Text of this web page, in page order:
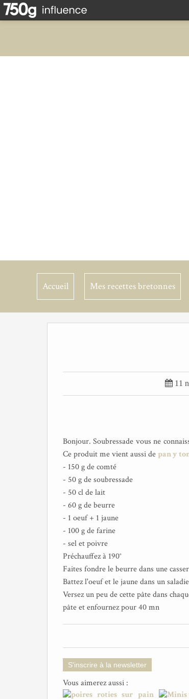
Accueil Mes recettes bretonnes
 11
Bonjour. Soubressade vous ne
Ce produit me vient aussi de pan y
- 150 g de comté
- 50 g de soubressade
- 50 cl de lait
- 60 g de beurre
- 1 oeuf + 1 jaune
- 100 g de farine
- sel et poivre
Préchauffez à 190°
Faites fondre le beurre dans une
Battez l'oeuf et le jaune dans un
Versez un peu de cette pâte dans
pâte et enfournez pour 40 mn
S'inscrire à la newsletter
Vous aimerez aussi :